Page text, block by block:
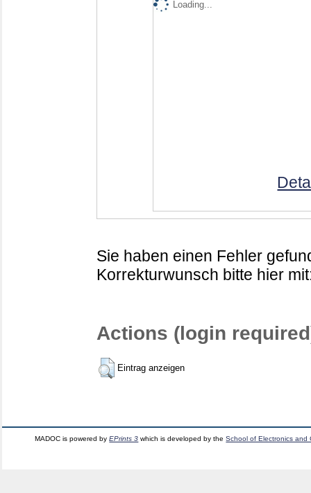
Loading...
Sie haben einen Fehler
Korrekturwunsch bitte hier
Actions (login
Eintrag anzeigen
MADOC is powered byEPrints 3 which is developed by theSchool of Electronics and